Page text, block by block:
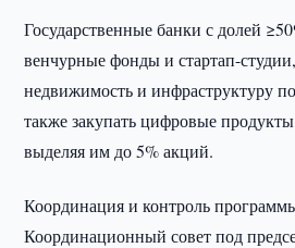
Государственные банки с долей
венчурные фонды и стартап-
недвижимость и инфраструктуру
также закупать цифровые
выделяя им до 5% акций.
Координация и контроль
Координационный совет под